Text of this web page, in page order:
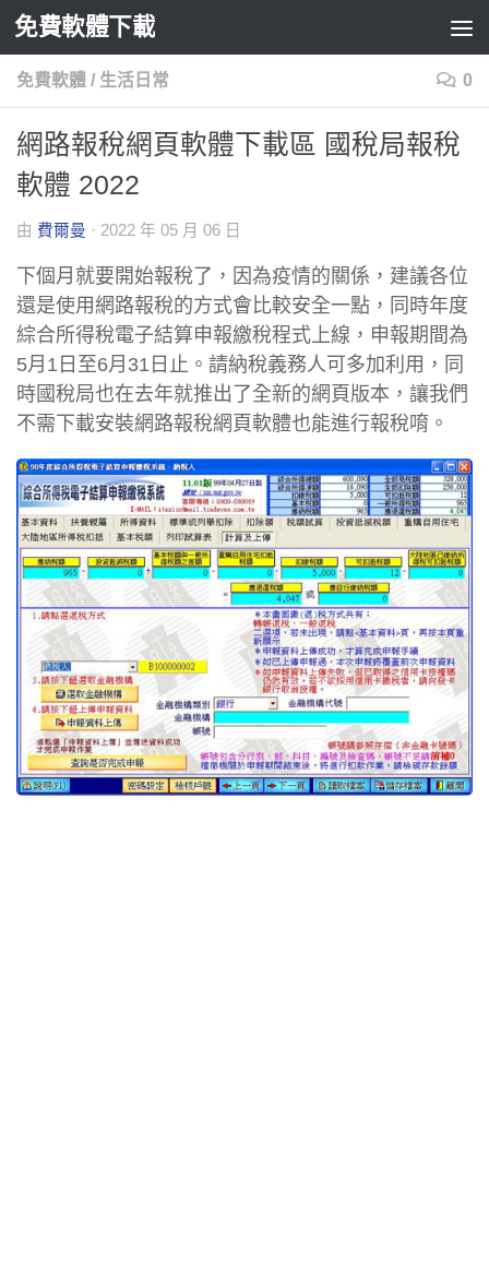
Skip to content
免費軟體下載
免費軟體 / 生活日常 0
網路報稅網頁軟體下載區 國稅局報稅
軟體 2022
由 費爾曼 · 2022 年 05 月 06 日
下個月就要開始報稅了，因為疫情的關係，建議各位
還是使用網路報稅的方式會比較安全一點，同時年度
綜合所得稅電子結算申報繳稅程式上線，申報期間為
5月1日至6月31日止。請納稅義務人可多加利用，同
時國稅局也在去年就推出了全新的網頁版本，讓我們
不需下載安裝網路報稅網頁軟體也能進行報稅唷。